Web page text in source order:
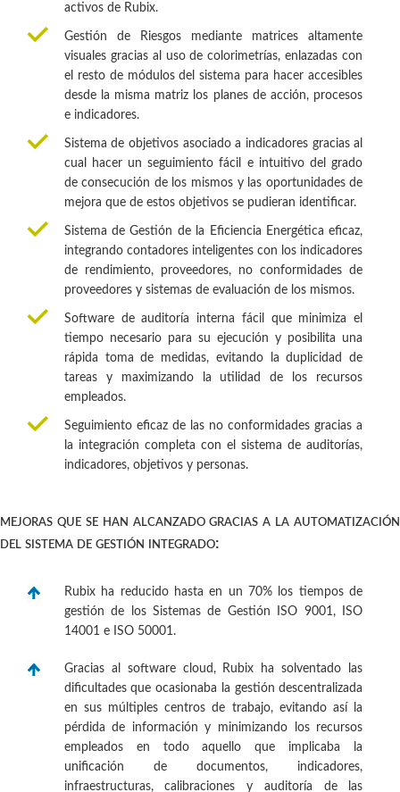
activos de Rubix.
Gestión de Riesgos mediante matrices altamente
visuales gracias al uso de colorimetrías, enlazadas con
el resto de módulos del sistema para hacer accesibles
desde la misma matriz los planes de acción, procesos
e indicadores.
Sistema de objetivos asociado a indicadores gracias al
cual hacer un seguimiento fácil e intuitivo del grado
de consecución de los mismos y las oportunidades de
mejora que de estos objetivos se pudieran identificar.
Sistema de Gestión de la Eficiencia Energética eficaz,
integrando contadores inteligentes con los indicadores
de rendimiento, proveedores, no conformidades de
proveedores y sistemas de evaluación de los mismos.
Software de auditoría interna fácil que minimiza el
tiempo necesario para su ejecución y posibilita una
rápida toma de medidas, evitando la duplicidad de
tareas y maximizando la utilidad de los recursos
empleados.
Seguimiento eficaz de las no conformidades gracias a
la integración completa con el sistema de auditorías,
indicadores, objetivos y personas.
mejoras que se han alcanzado gracias a la automatización
del sistema de gestión integrado:
Rubix ha reducido hasta en un 70% los tiempos de
gestión de los Sistemas de Gestión ISO 9001, ISO
14001 e ISO 50001.
Gracias al software cloud, Rubix ha solventado las
dificultades que ocasionaba la gestión descentralizada
en sus múltiples centros de trabajo, evitando así la
pérdida de información y minimizando los recursos
empleados en todo aquello que implicaba la
unificación de documentos, indicadores,
infraestructuras, calibraciones y auditoría de las